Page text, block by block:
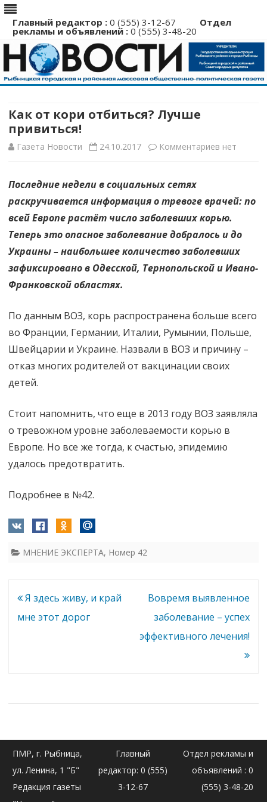
Главный редактор : 0 (555) 3-12-67 Отдел
рекламы и объявлений : 0 (555) 3-48-20
Перейти
содержимому
Как от кори отбиться? Лучше
привиться!
Газета Новости 24.10.2017 Комментариев к
от
кори
отбиться?
Лучше
нет
Последние недели в социальных сетях
раскручивается информация о тревоге врачей: по
всей Европе растёт число заболевших корью.
Теперь это опасное заболевание добралось и до
Украины – наибольшее количество заболевших
зафиксировано в Одесской, Тернопольской и Ивано-
Франковской областях.
По данным ВОЗ, корь распространена больше всего
во Франции, Германии, Италии, Румынии, Польше,
Швейцарии и Украине. Назвали в ВОЗ и причину –
отказ многих родителей от вакцинации своих
детей.
Стоит напомнить, что еще в 2013 году ВОЗ заявляла
о тревожном уровне заболеваемости корью в
Европе. Но все же тогда, к счастью, эпидемию
удалось предотвратить.
Подробнее в №42.
МНЕНИЕ ЭКСПЕРТА, Номер 42
Навигация
по
Я здесь живу, и край
мне этот дорог
Вовремя выявленное
заболевание – успех
эффективного лечения!
ПМР, г. Рыбница,
ул. Ленина, 1 "Б"
Редакция газеты
Главный
редактор: 0 (555)
3-12-67
Отдел рекламы и
объявлений : 0
(555) 3-48-20